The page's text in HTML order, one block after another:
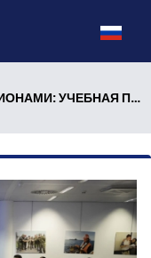
ДЛЯ ДИПЛОМАТОВ ЦЕНТРАЛЬНОЙ АЗИИ В БЕЛЬГИИ